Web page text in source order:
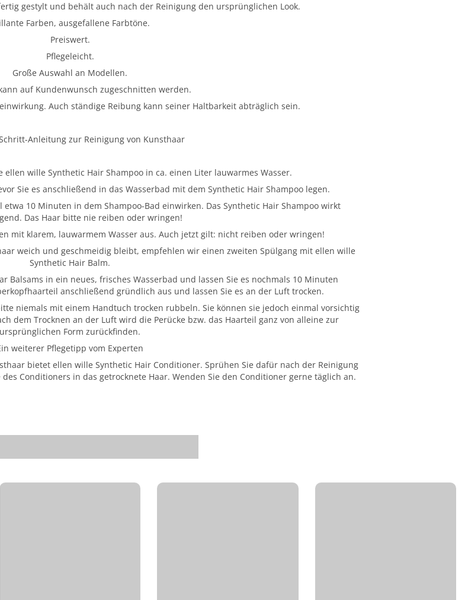
gestylt und behält auch nach der Reinigung den ursprünglichen Look.
Farben, ausgefallene Farbtöne.
Preiswert.
Pflegeleicht.
Große Auswahl an Modellen.
auf Kundenwunsch zugeschnitten werden.
Auch ständige Reibung kann seiner Haltbarkeit abträglich sein.
Anleitung zur Reinigung von Kunsthaar
ellen wille Synthetic Hair Shampoo in ca. einen Liter lauwarmes Wasser.
Sie es anschließend in das Wasserbad mit dem Synthetic Hair Shampoo legen.
10 Minuten in dem Shampoo-Bad einwirken. Das Synthetic Hair Shampoo wirkt
Das Haar bitte nie reiben oder wringen!
mit klarem, lauwarmem Wasser aus. Auch jetzt gilt: nicht reiben oder wringen!
weich und geschmeidig bleibt, empfehlen wir einen zweiten Spülgang mit ellen wille
Synthetic Hair Balm.
Balsams in ein neues, frisches Wasserbad und lassen Sie es nochmals 10 Minuten
anschließend gründlich aus und lassen Sie es an der Luft trocken.
niemals mit einem Handtuch trocken rubbeln. Sie können sie jedoch einmal vorsichtig
dem Trocknen an der Luft wird die Perücke bzw. das Haarteil ganz von alleine zur
ursprünglichen Form zurückfinden.
weiterer Pflegetipp vom Experten
bietet ellen wille Synthetic Hair Conditioner. Sprühen Sie dafür nach der Reinigung
Conditioners in das getrocknete Haar. Wenden Sie den Conditioner gerne täglich an.